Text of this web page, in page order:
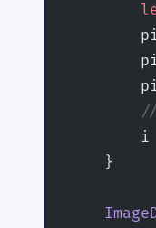
//
        i
    }